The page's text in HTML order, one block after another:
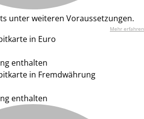
unter weiteren Voraussetzungen.
Mehr erfahren
in Euro
enthalten
in Fremdwährung
enthalten